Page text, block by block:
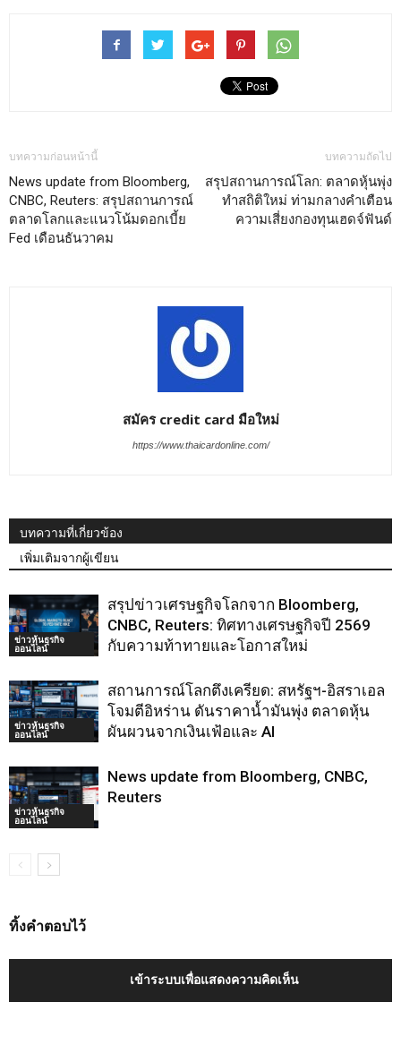
บทความก่อนหน้านี้
News update from Bloomberg,
CNBC, Reuters: สรุปสถานการณ์
ตลาดโลกและแนวโน้มดอกเบี้ย
Fed เดือนธันวาคม
บทความถัดไป
สรุปสถานการณ์โลก: ตลาดหุ้นพุ่ง
ทำสถิติใหม่ ท่ามกลางคำเตือน
ความเสี่ยงกองทุนเฮดจ์ฟันด์
สมัคร credit card มือใหม่
https://www.thaicardonline.com/
บทความที่เกี่ยวข้อง
เพิ่มเติมจากผู้เขียน
ข่าวหุ้นธุรกิจ
ออนไลน์
สรุปข่าวเศรษฐกิจโลกจาก Bloomberg,
CNBC, Reuters: ทิศทางเศรษฐกิจปี 2569
กับความท้าทายและโอกาสใหม่
ข่าวหุ้นธุรกิจ
ออนไลน์
สถานการณ์โลกตึงเครียด: สหรัฐฯ-อิสราเอล
โจมตีอิหร่าน ดันราคาน้ำมันพุ่ง ตลาดหุ้น
ผันผวนจากเงินเฟ้อและ AI
ข่าวหุ้นธุรกิจ
ออนไลน์
News update from Bloomberg, CNBC,
Reuters
ทิ้งคำตอบไว้
เข้าระบบเพื่อแสดงความคิดเห็น